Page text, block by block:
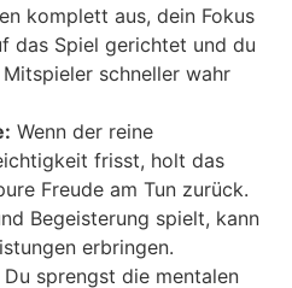
komplett aus, dein Fokus
das Spiel gerichtet und du
schneller wahr
Wenn der reine
frisst, holt das
Freude am Tun zurück.
Begeisterung spielt, kann
erbringen.
Du sprengst die mentalen